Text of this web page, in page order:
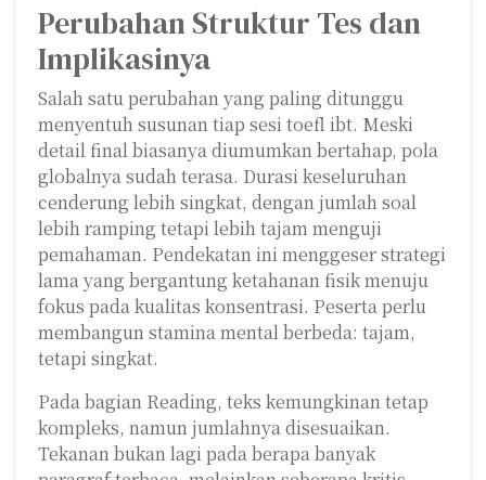
Perubahan Struktur Tes dan
Implikasinya
Salah satu perubahan yang paling ditunggu
menyentuh susunan tiap sesi toefl ibt. Meski
detail final biasanya diumumkan bertahap, pola
globalnya sudah terasa. Durasi keseluruhan
cenderung lebih singkat, dengan jumlah soal
lebih ramping tetapi lebih tajam menguji
pemahaman. Pendekatan ini menggeser strategi
lama yang bergantung ketahanan fisik menuju
fokus pada kualitas konsentrasi. Peserta perlu
membangun stamina mental berbeda: tajam,
tetapi singkat.
Pada bagian Reading, teks kemungkinan tetap
kompleks, namun jumlahnya disesuaikan.
Tekanan bukan lagi pada berapa banyak